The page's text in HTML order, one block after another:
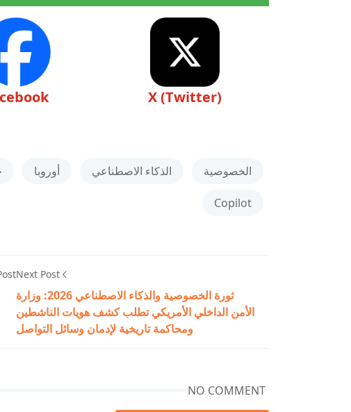
X (Twitter)
الخصوصية الذكاء الاصطناعي أوروبا
Copilot
Next Post
ثورة الخصوصية والذكاء الاصطناعي 2026: وزارة
الأمن الداخلي الأمريكي تطلب كشف هويات الناشطين
ومحاكمة تاريخية لإدمان وسائل التواصل
NO COMMENT